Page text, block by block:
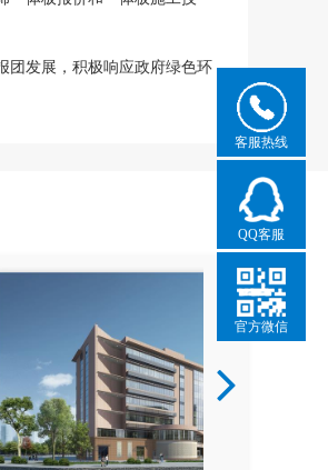
团发展，积极响应政府绿色环
客服热线
QQ客服
官方微信